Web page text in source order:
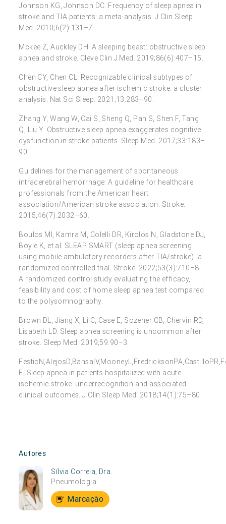
Johnson KG, Johnson DC. Frequency of sleep apnea in
stroke and TIA patients: a meta-analysis. J Clin Sleep
Med. 2010;6(2):131–7.
Mckee Z, Auckley DH. A sleeping beast: obstructive sleep
apnea and stroke. Cleve Clin J Med. 2019;86(6):407–15.
Chen CY, Chen CL. Recognizable clinical subtypes of
obstructive sleep apnea after ischemic stroke: a cluster
analysis. Nat Sci Sleep. 2021;13:283–90.
Zhang Y, Wang W, Cai S, Sheng Q, Pan S, Shen F, Tang
Q, Liu Y. Obstructive sleep apnea exaggerates cognitive
dysfunction in stroke patients. Sleep Med. 2017;33:183–
90.
Guidelines for the management of spontaneous
intracerebral hemorrhage: A guideline for healthcare
professionals from the American heart
association/American stroke association. Stroke.
2015;46(7):2032–60.
Boulos MI, Kamra M, Colelli DR, Kirolos N, Gladstone DJ,
Boyle K, et al. SLEAP SMART (sleep apnea screening
using mobile ambulatory recorders after TIA/stroke): a
randomized controlled trial. Stroke. 2022;53(3):710–8.
A randomized control study evaluating the efficacy,
feasibility and cost of home sleep apnea test compared
to the polysomnography.
Brown DL, Jiang X, Li C, Case E, Sozener CB, Chervin RD,
Lisabeth LD. Sleep apnea screening is uncommon after
stroke. Sleep Med. 2019;59:90–3.
E. Sleep apnea in patients hospitalized with acute
ischemic stroke: underrecognition and associated
clinical outcomes. J Clin Sleep Med. 2018;14(1):75–80.
Autores
Sílvia Correia, Dra.
Pneumologia
Marcação